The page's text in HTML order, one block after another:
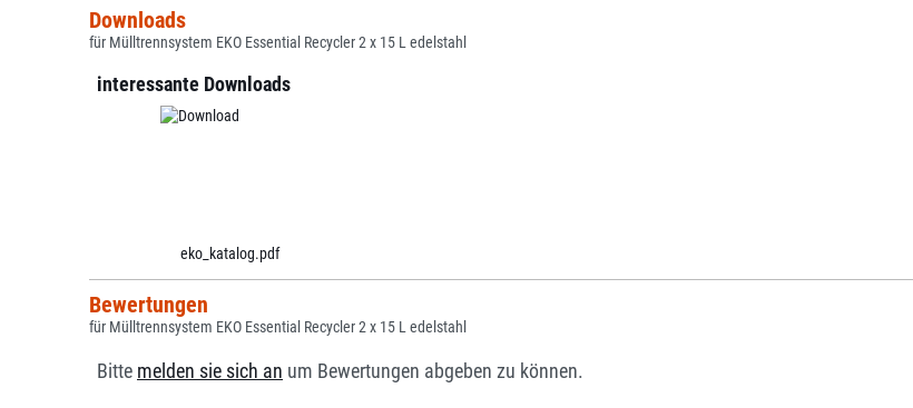
Downloads
für Mülltrennsystem EKO Essential Recycler 2 x 15 L edelstahl
interessante Downloads
eko_katalog.pdf
Bewertungen
für Mülltrennsystem EKO Essential Recycler 2 x 15 L edelstahl
Bitte melden sie sich an um Bewertungen abgeben zu können.